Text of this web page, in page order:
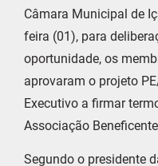
Câmara Municipal de
feira (01), para
oportunidade, os
aprovaram o projeto
Executivo a firmar
Associação
Segundo o presidente